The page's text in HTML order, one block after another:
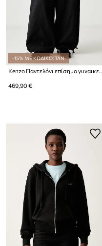
-15% ΜΕ ΚΩΔΙΚΟ: TAN
Kenzo
469,90 €